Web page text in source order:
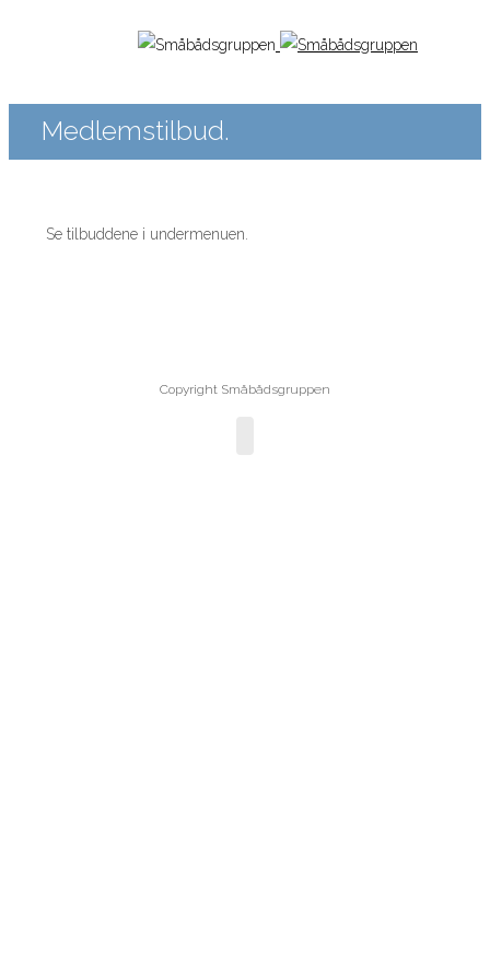
Medlemstilbud.
Se tilbuddene i undermenuen.
Copyright Småbådsgruppen